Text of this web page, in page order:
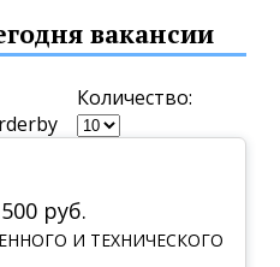
вакансии
Количество:
руб.
И ТЕХНИЧЕСКОГО